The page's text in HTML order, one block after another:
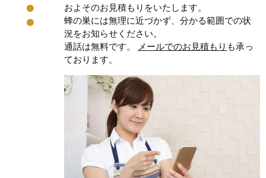
およそのお見積もりをいたします。
蜂の巣には無理に近づかず、分かる範囲での状
況をお知らせください。
通話は無料です。
メールでのお見積もり も承っ
ております。